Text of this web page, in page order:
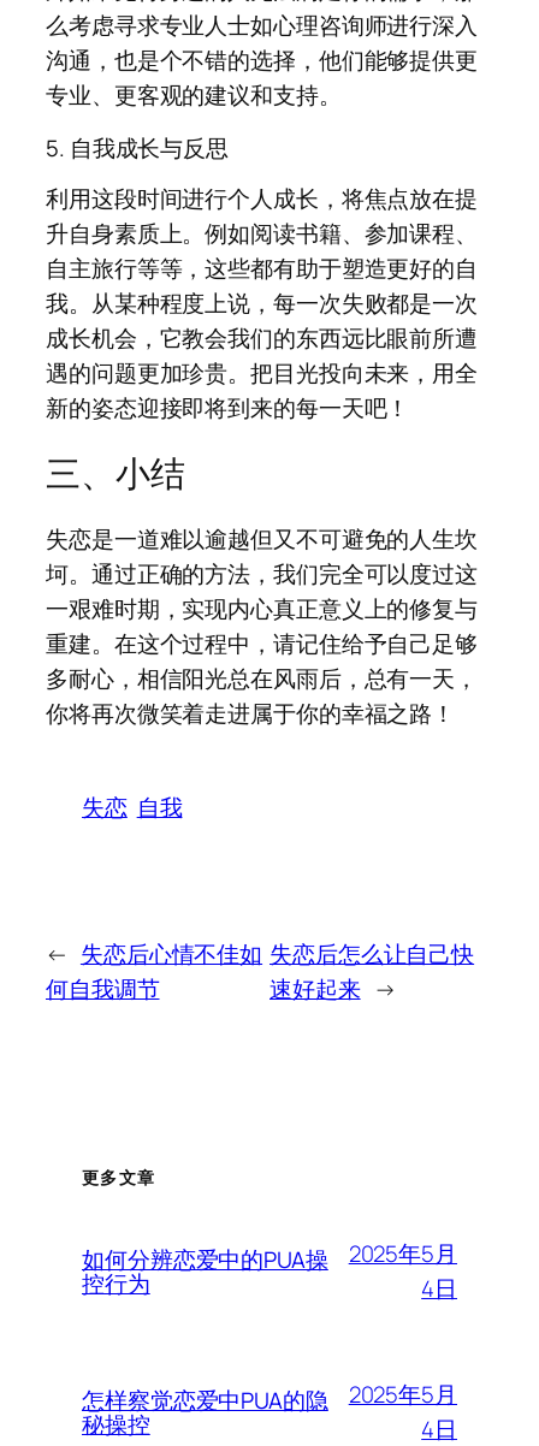
么考虑寻求专业人士如心理咨询师进行深入
沟通，也是个不错的选择，他们能够提供更
专业、更客观的建议和支持。
5. 自我成长与反思
利用这段时间进行个人成长，将焦点放在提
升自身素质上。例如阅读书籍、参加课程、
自主旅行等等，这些都有助于塑造更好的自
我。从某种程度上说，每一次失败都是一次
成长机会，它教会我们的东西远比眼前所遭
遇的问题更加珍贵。把目光投向未来，用全
新的姿态迎接即将到来的每一天吧！
三、小结
失恋是一道难以逾越但又不可避免的人生坎
坷。通过正确的方法，我们完全可以度过这
一艰难时期，实现内心真正意义上的修复与
重建。在这个过程中，请记住给予自己足够
多耐心，相信阳光总在风雨后，总有一天，
你将再次微笑着走进属于你的幸福之路！
失恋 自我
← 失恋后心情不佳如
何自我调节
失恋后怎么让自己快
速好起来 →
更多文章
如何分辨恋爱中的PUA操
控行为
2025年5月
4日
怎样察觉恋爱中PUA的隐
秘操控
2025年5月
4日